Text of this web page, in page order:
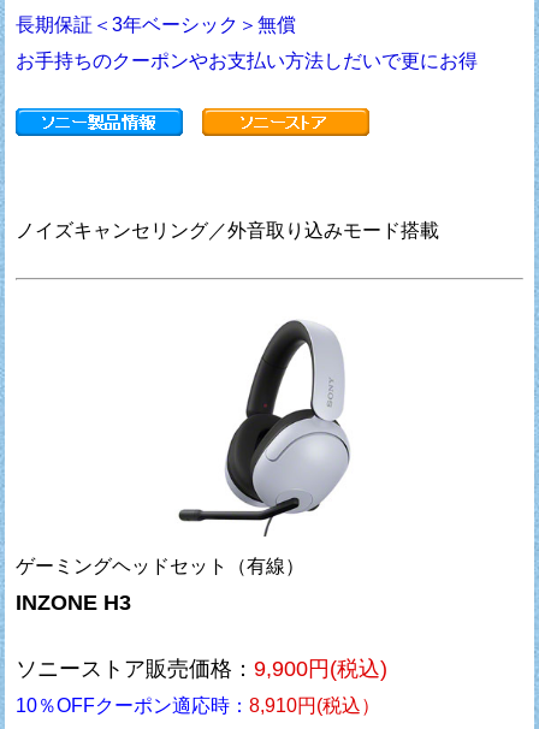
長期保証＜3年ベーシック＞無償
お手持ちのクーポンやお支払い方法しだいで更にお得
ノイズキャンセリング／外音取り込みモード搭載
ゲーミングヘッドセット（有線）
INZONE H3
ソニーストア販売価格：9,900円(税込)
10％OFFクーポン適応時：8,910円(税込）